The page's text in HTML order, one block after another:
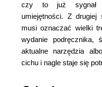
czy to już sygnał
umiejętności. Z
musi oznaczać wielki
wydanie podręcznika,
aktualne narzędzia
cichu i nagle staje się